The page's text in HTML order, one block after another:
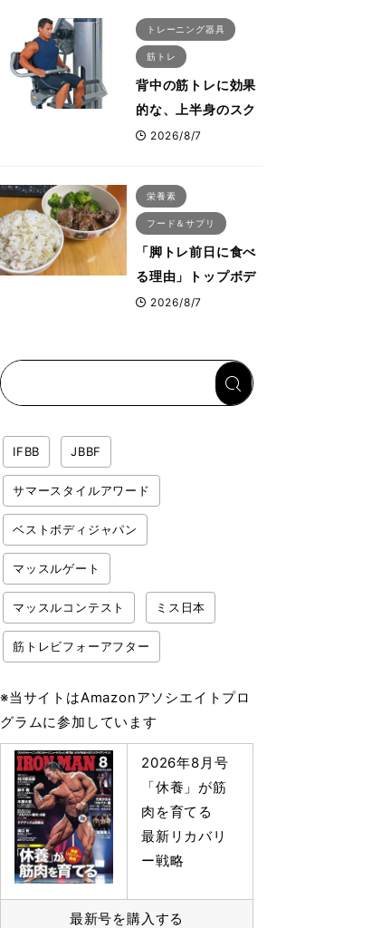
える食事・睡眠・呼
吸の整え方
トレーニング器具
筋トレ
背中の筋トレに効果
的な、上半身のスク
ワットとも言われた
ス・プルオーバーマ
シン”とは？
2026/8/7
栄養素
フード＆サプリ
「脚トレ前日に食べ
る理由」トップボデ
ィビルダーが愛用す
2026/8/7
IFBB JBBF
サマースタイルアワード
ベストボディジャパン
マッスルゲート
マッスルコンテスト ミス日本
筋トレビフォーアフター
※当サイトはAmazonアソシエイトプロ
グラムに参加しています
2026年8月号
「休養」が筋
肉を育てる
最新リカバリ
ー戦略
最新号を購入する